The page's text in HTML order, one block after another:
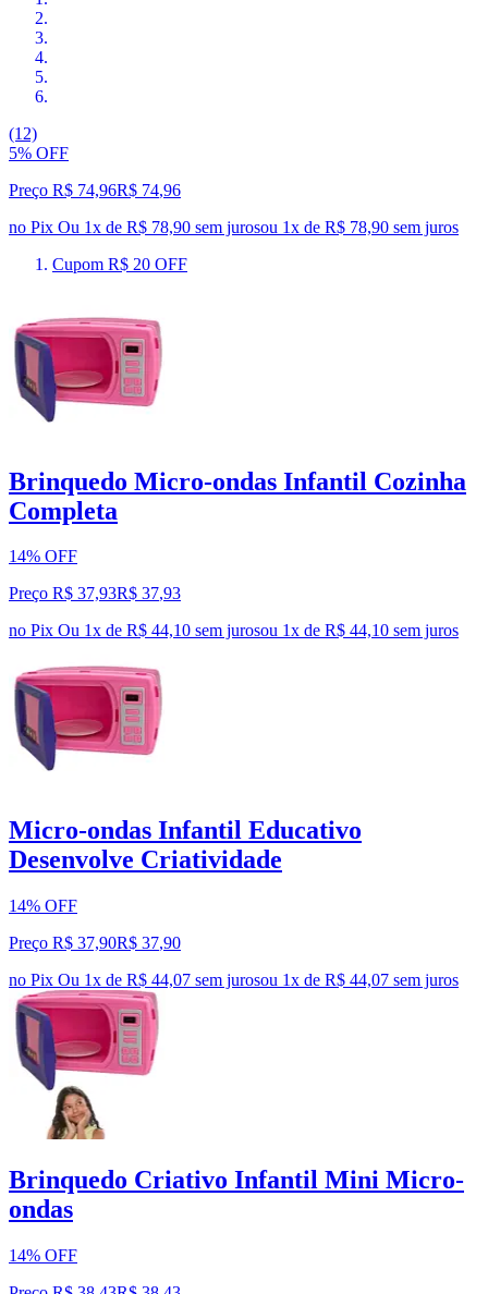
(12)
5% OFF
Preço R$ 74,96R$ 74,96
no Pix Ou 1x de R$ 78,90 sem jurosou 1x de R$ 78,90 sem juros
Cupom R$ 20 OFF
Brinquedo Micro-ondas Infantil Cozinha
Completa
14% OFF
Preço R$ 37,93R$ 37,93
no Pix Ou 1x de R$ 44,10 sem jurosou 1x de R$ 44,10 sem juros
Micro-ondas Infantil Educativo
Desenvolve Criatividade
14% OFF
Preço R$ 37,90R$ 37,90
no Pix Ou 1x de R$ 44,07 sem jurosou 1x de R$ 44,07 sem juros
Brinquedo Criativo Infantil Mini Micro-
ondas
14% OFF